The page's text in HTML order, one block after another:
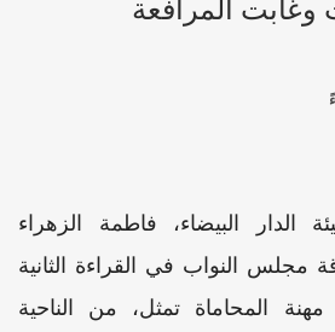
وغابت المرافعة
الدار البيضاء، فاطمة الزهراء
مجلس النواب في القراءة الثانية
المحاماة تمثل، من الناحية